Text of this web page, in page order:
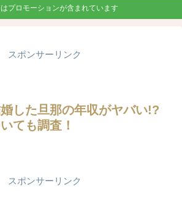
プロモーションが含まれています
スポンサーリンク
した旦那の年収がヤバい!?
ても調査！
スポンサーリンク